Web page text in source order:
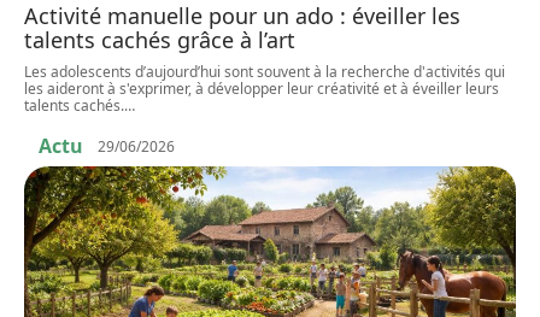
Activité manuelle pour un ado : éveiller les
talents cachés grâce à l’art
Les adolescents d’aujourd’hui sont souvent à la recherche d'activités qui
les aideront à s'exprimer, à développer leur créativité et à éveiller leurs
talents cachés.…
Actu 29/06/2026